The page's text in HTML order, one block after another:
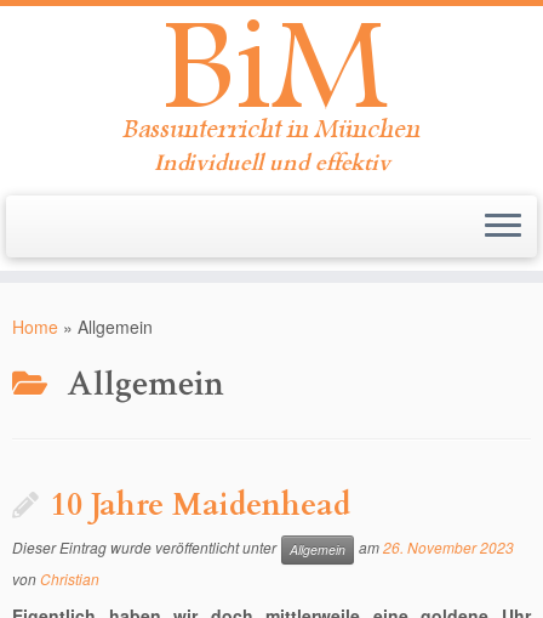
Inhalt
Individuell und effektiv
Home » Allgemein
Allgemein
10 Jahre Maidenhead
Dieser Eintrag wurde veröffentlicht unter Allgemein am26. November 2023
vonChristian